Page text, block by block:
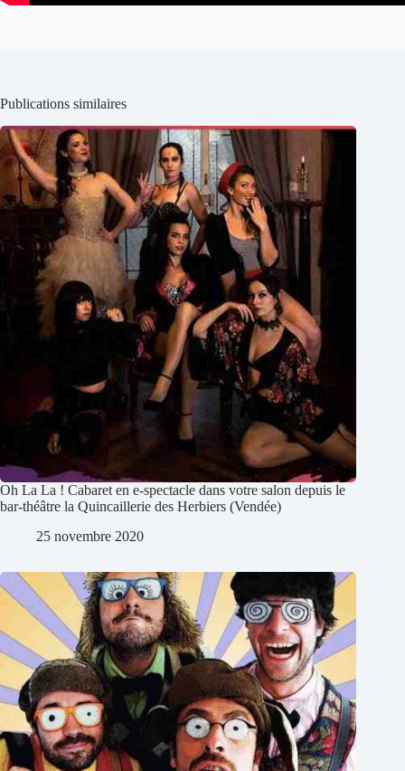
Publications similaires
Oh La La ! Cabaret en e-spectacle dans votre salon depuis le
bar-théâtre la Quincaillerie des Herbiers (Vendée)
25 novembre 2020